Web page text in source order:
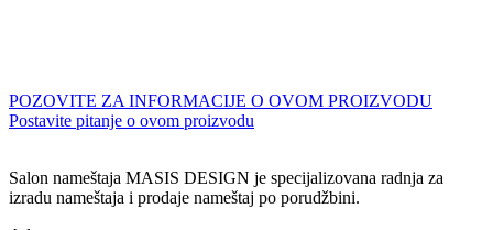
POZOVITE ZA INFORMACIJE O OVOM PROIZVODU
Postavite pitanje o ovom proizvodu
Salon nameštaja MASIS DESIGN je specijalizovana radnja za
izradu nameštaja i prodaje nameštaj po porudžbini.